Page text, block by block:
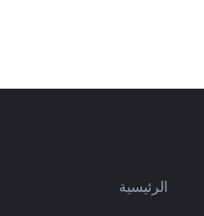
الرئيسية